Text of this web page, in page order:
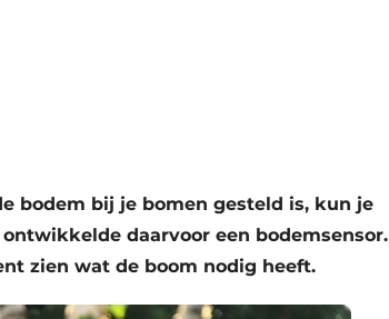
bodem bij je bomen gesteld is, kun je
daarvoor een bodemsensor.
zien wat de boom nodig heeft.